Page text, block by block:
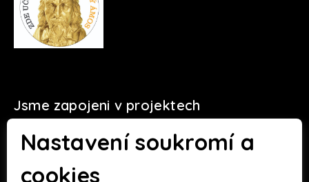
Nastavení soukromí a
cookies
Jsme zapojeni v projektech